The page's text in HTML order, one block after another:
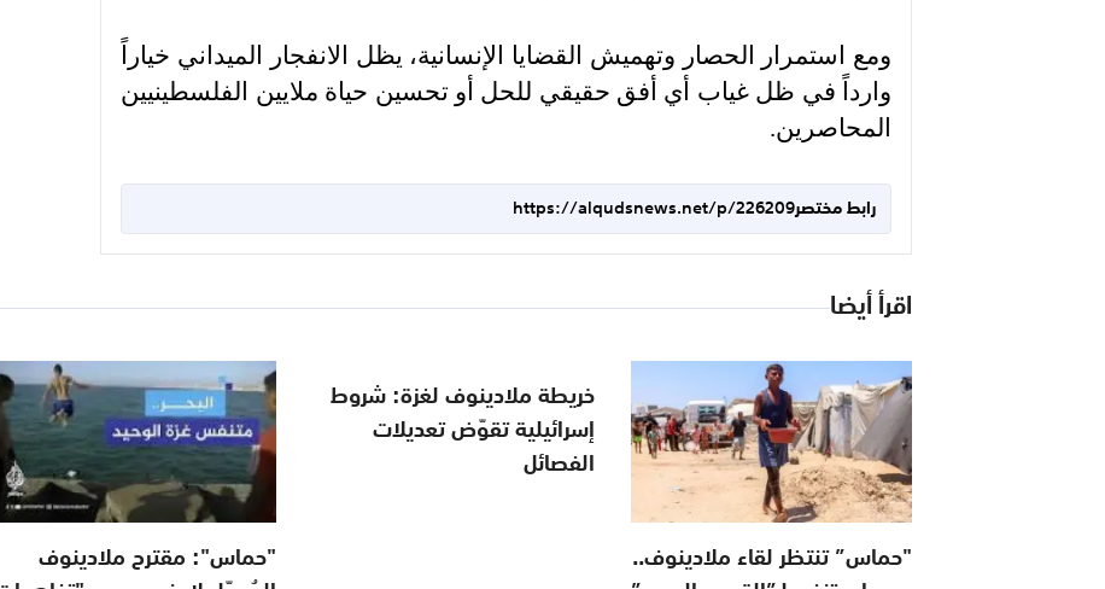
ومع استمرار الحصار وتهميش القضايا الإنسانية، يظل الانفجار الميداني خياراً
وارداً في ظل غياب أي أفق حقيقي للحل أو تحسين حياة ملايين الفلسطينيين
المحاصرين.
رابط مختصرhttps://alqudsnews.net/p/226209
اقرأ أيضا
"حماس” تنتظر لقاء ملادينوف..
خريطة ملادينوف لغزة: شروط
إسرائيلية تقوّض تعديلات
الفصائل
"حماس": مقترح ملادينوف